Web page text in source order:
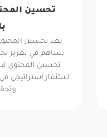
تحسين
يعد تحسين
تساهم في تعزيز
تحسين المحتوى
استثمار استراتيجي